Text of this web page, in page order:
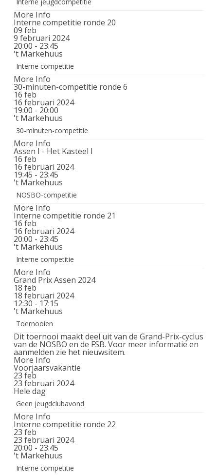
More Info
Interne competitie ronde 20
09 feb
9 februari 2024
20:00 - 23:45
't Markehuus
Interne competitie
More Info
30-minuten-competitie ronde 6
16 feb
16 februari 2024
19:00 - 20:00
't Markehuus
30-minuten-competitie
More Info
Assen I - Het Kasteel I
16 feb
16 februari 2024
19:45 - 23:45
't Markehuus
NOSBO-competitie
More Info
Interne competitie ronde 21
16 feb
16 februari 2024
20:00 - 23:45
't Markehuus
Interne competitie
More Info
Grand Prix Assen 2024
18 feb
18 februari 2024
12:30 - 17:15
't Markehuus
Toernooien
Dit toernooi maakt deel uit van de Grand-Prix-cyclus
van de NOSBO en de FSB. Voor meer informatie en
aanmelden zie het nieuwsitem.
More Info
Voorjaarsvakantie
23 feb
23 februari 2024
Hele dag
Geen jeugdclubavond
More Info
Interne competitie ronde 22
23 feb
23 februari 2024
20:00 - 23:45
't Markehuus
Interne competitie